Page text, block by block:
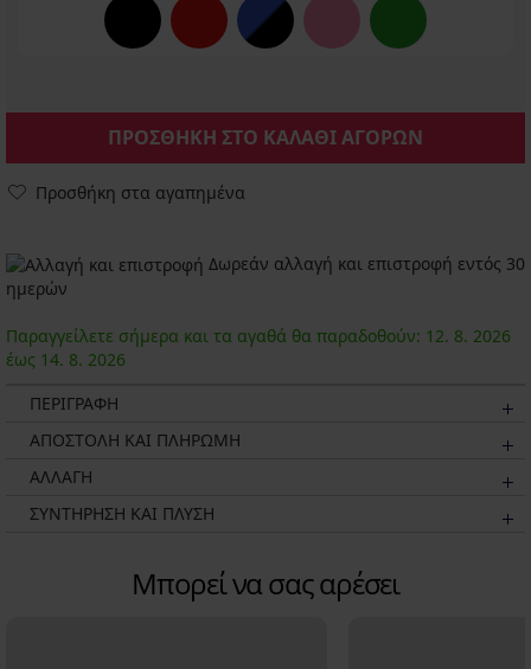
ΠΡΟΣΘΗΚΗ ΣΤΟ ΚΑΛΑΘΙ ΑΓΟΡΩΝ
Προσθήκη στα αγαπημένα
Δωρεάν αλλαγή και επιστροφή εντός 30
ημερών
Παραγγείλετε σήμερα και τα αγαθά θα παραδοθούν: 12. 8. 2026
έως 14. 8. 2026
ΠΕΡΙΓΡΑΦΗ
ΑΠΟΣΤΟΛΗ ΚΑΙ ΠΛΗΡΩΜΗ
ΑΛΛΑΓΗ
ΣΥΝΤΗΡΗΣΗ ΚΑΙ ΠΛΥΣΗ
Μπορεί να σας αρέσει